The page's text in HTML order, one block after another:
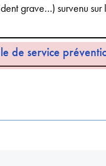
grave…) survenu
de service